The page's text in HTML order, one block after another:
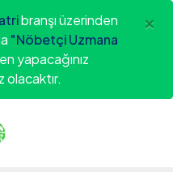
branşı üzerinden
"Nöbetçi Uzmana
yapacağınız
×